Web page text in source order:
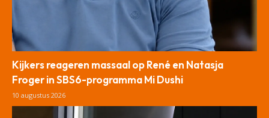
Kijkers reageren massaal op René en Natasja
Froger in SBS6-programma Mi Dushi
10 augustus 2026